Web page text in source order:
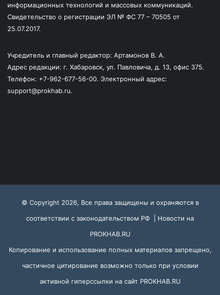
информационных технологий и массовых коммуникаций.
Свидетельство о регистрации ЭЛ № ФС 77 – 70505 от
25.07.2017.
Учредитель и главный редактор: Артамонов В. А.
Адрес редакции: г. Хабаровск, ул. Павловича, д. 13, офис 375.
Телефон: +7-962-677-56-00. Электронный адрес:
support@prokhab.ru.
© Copyright 2026, Все права защищены и охраняются в
соответствии с законодательством РФ | Новости на
PROKHAB.RU
Копирование и использование полных материалов запрещено,
частичное цитирование возможно только при условии
активной гиперссылки на сайт PROKHAB.RU